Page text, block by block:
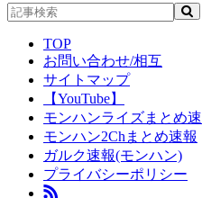
TOP
お問い合わせ/相互
サイトマップ
【YouTube】
モンハンライズまとめ
モンハン2Chまとめ速報
ガルク速報(モンハン)
プライバシーポリシー